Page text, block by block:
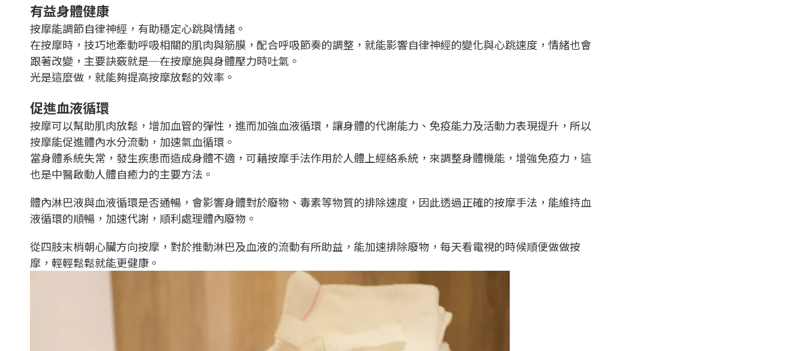
有益身體健康
按摩能調節自律神經，有助穩定心跳與情緒。
在按摩時，技巧地牽動呼吸相關的肌肉與筋膜，配合呼吸節奏的調整，就能影響自律神經的變化與心跳速度，情緒也會
跟著改變，主要訣竅就是─在按摩施與身體壓力時吐氣。
光是這麼做，就能夠提高按摩放鬆的效率。
促進血液循環
按摩可以幫助肌肉放鬆，增加血管的彈性，進而加強血液循環，讓身體的代謝能力、免疫能力及活動力表現提升，所以
按摩能促進體內水分流動，加速氣血循環。
當身體系統失常，發生疾患而造成身體不適，可藉按摩手法作用於人體上經絡系統，來調整身體機能，增強免疫力，這
也是中醫啟動人體自癒力的主要方法。
體內淋巴液與血液循環是否通暢，會影響身體對於廢物、毒素等物質的排除速度，因此透過正確的按摩手法，能維持血
液循環的順暢，加速代謝，順利處理體內廢物。
從四肢末梢朝心臟方向按摩，對於推動淋巴及血液的流動有所助益，能加速排除廢物，每天看電視的時候順便做做按
摩，輕輕鬆鬆就能更健康。